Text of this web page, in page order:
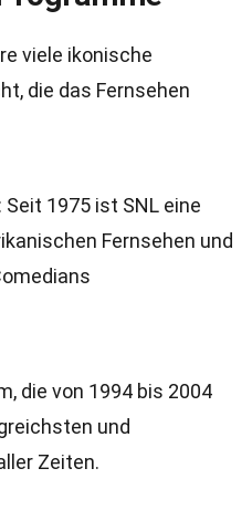
viele ikonische
die das Fernsehen
: Seit 1975 ist SNL eine
Fernsehen und
die von 1994 bis 2004
und
Zeiten.